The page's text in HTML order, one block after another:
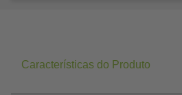
Características do Produto